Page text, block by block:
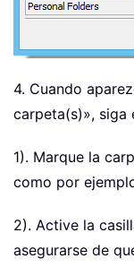
4. Cuando
carpeta(s)», siga
1). Marque la
como por
2). Active la
asegurarse de